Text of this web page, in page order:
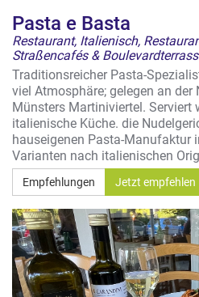
Pasta e Basta
Restaurant, Italienisch,
Straßencafés &
Traditionsreicher Pasta-
viel Atmosphäre; gelegen an der
Münsters Martiniviertel. Serviert
italienische Küche. die
hauseigenen Pasta-Manufaktur
Varianten nach italienischen
Empfehlungen Jetzt empfehlen